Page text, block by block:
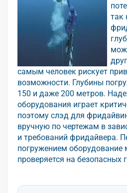
так
самым человек рискует
возможности. Глубины
150 и даже 200 метров.
оборудования играет
поэтому слэд для
вручную по чертежам в
и требований фридайвера.
погружением оборудование
проверяется на безопасных